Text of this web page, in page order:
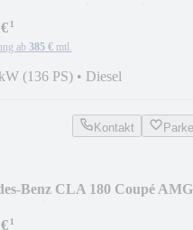
¹
ab 385 € mtl.
(136 PS) • Diesel
Kontakt
Benz CLA 180 Coupé AMG
¹